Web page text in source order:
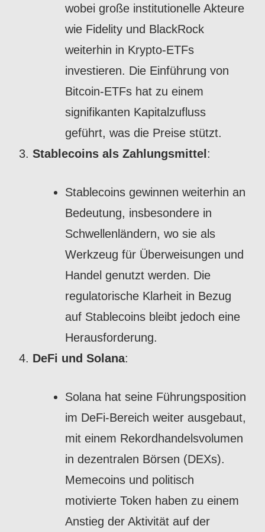
wobei große institutionelle Akteure
wie Fidelity und BlackRock
weiterhin in Krypto-ETFs
investieren. Die Einführung von
Bitcoin-ETFs hat zu einem
signifikanten Kapitalzufluss
geführt, was die Preise stützt.
Stablecoins als Zahlungsmittel :
Stablecoins gewinnen weiterhin an
Bedeutung, insbesondere in
Schwellenländern, wo sie als
Werkzeug für Überweisungen und
Handel genutzt werden. Die
regulatorische Klarheit in Bezug
auf Stablecoins bleibt jedoch eine
Herausforderung.
DeFi und Solana:
Solana hat seine Führungsposition
im DeFi-Bereich weiter ausgebaut,
mit einem Rekordhandelsvolumen
in dezentralen Börsen (DEXs).
Memecoins und politisch
motivierte Token haben zu einem
Anstieg der Aktivität auf der